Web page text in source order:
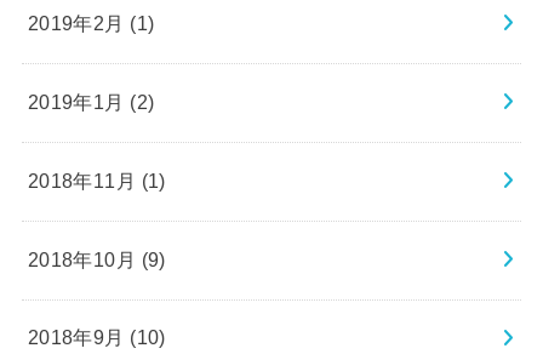
2019年2月 (1)
2019年1月 (2)
2018年11月 (1)
2018年10月 (9)
2018年9月 (10)